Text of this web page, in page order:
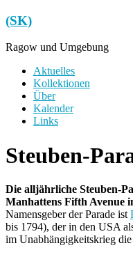
Zum
Inhalt
springen
(SK)
Ragow und Umgebung
Menü
Aktuelles
Kollektionen
Über
Kalender
Links
Steuben-
Die alljährliche Steuben-
Manhattens Fifth Avenue
Namensgeber der Parade ist
bis 1794), der in den USA
im Unabhängigkeitskrieg